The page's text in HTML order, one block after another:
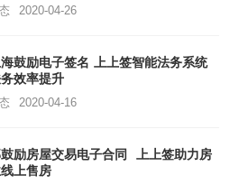
2020-04-26
鼓励电子签名 上上签智能法务系统
效率提升
2020-04-16
励房屋交易电子合同 上上签助力房
上售房